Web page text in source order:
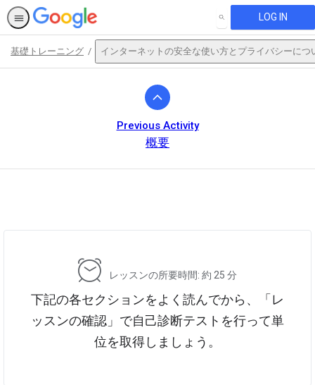
SEARCH LOG IN
基礎トレーニング インターネットの安全な使い方とプライバシーにつ
Previous Activity
概要
レッスンの所要時間: 約 25 分
下記の各セクションをよく読んでから、「レ
ッスンの確認」で自己診断テストを行って単
位を取得しましょう。